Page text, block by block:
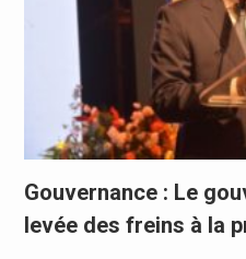
Gouvernance : Le
levée des freins à la